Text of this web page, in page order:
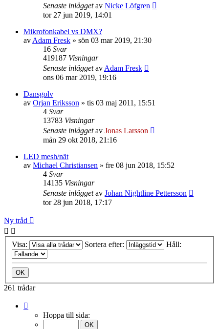
Senaste inläggetav Nicke Löfgren
tor 27 jun 2019, 14:01
Mikrofonkabel vs DMX?
av Adam Fresk » sön 03 mar 2019, 21:30
16 Svar
419187 Visningar
Senaste inläggetav Adam Fresk
ons 06 mar 2019, 19:16
Dansgolv
av Orjan Eriksson » tis 03 maj 2011, 15:51
4 Svar
13783 Visningar
Senaste inläggetav Jonas Larsson
mån 29 okt 2018, 21:16
LED mesh/nät
av Michael Christiansen » fre 08 jun 2018, 15:52
4 Svar
14135 Visningar
Senaste inläggetav Johan Nightline Pettersson
tor 28 jun 2018, 17:17
Ny tråd
Visa: Sortera efter: Håll:
261 trådar
Hoppa till sida: